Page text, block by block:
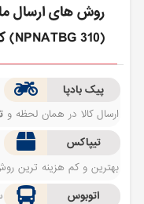
(NPNATBG 310) کیا برای مشتری
پیک بادپا
ارسال کالا در همان لحظه و
تیپاکس
بهترین و کم هزینه ترین
اتوبوس